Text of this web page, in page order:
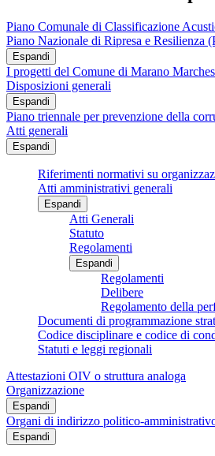
Piano Comunale di Classificazione
Piano Nazionale di Ripresa e Resilienza
Espandi
I progetti del Comune di Marano
Disposizioni generali
Espandi
Piano triennale per prevenzione della
Atti generali
Espandi
Riferimenti normativi su
Atti amministrativi generali
Espandi
Atti Generali
Statuto
Regolamenti
Espandi
Regolamenti
Delibere
Regolamento della
Documenti di programmazione
Codice disciplinare e codice di
Statuti e leggi regionali
Attestazioni OIV o struttura analoga
Organizzazione
Espandi
Organi di indirizzo politico-
Espandi